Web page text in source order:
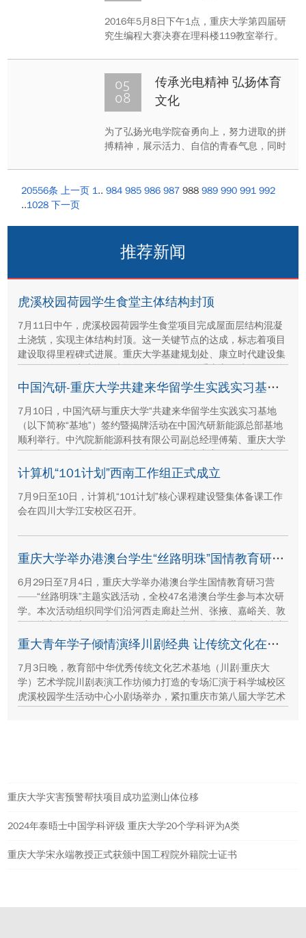
2016年5月8日下午1点，重庆大学第四届研
究生编程大赛决赛在理科楼119教室举行。
争夺最终的“代码之神”。此次大赛旨在提高
研究生的科学素养，培养研究生的创新意识
和创新能力，激发研究生对信息技术的热
05
08
传承光电精神 弘扬体育
文化
​为了弘扬光电学院奋勇向上，努力进取的拼
搏精神，展示活力、自信的青春气息，同时
20556条 上一页 1..984 985 986 987 988 989 990 991 992
..1028 下一页
推荐新闻
虎溪校园荷园学生食堂主体结构封顶
7月11日中午，虎溪校园荷园学生食堂项目完成屋面层结构混凝
土浇筑，实现主体结构封顶。这一关键节点的达成，标志着项目
建设取得里程碑式进展。重庆大学基建规划处、康立时代建设集
团有限公司、湖南顺天建设集团有限公司、重庆方郡建设工程咨
询有限公司等参建单位代表现场参与封顶仪式。
中国汽研-重庆大学共建来华留学生实践实习基地签约暨揭牌活动举行
7月10日，中国汽研与重庆大学“共建来华留学生实践实习基地
（以下简称“基地”）签约暨揭牌活动在中国汽研新能源总部基地
顺利举行。中汽院新能源科技有限公司副总经理傅菊、重庆大学
国际合作与交流处处长兼留学生事务管理中心主任阳春出席活
动，双方相关职能负责人、教师代表及来华留学生代表共同参
与。
计算机“101计划”西南工作组正式成立
7月9日至10日，计算机“101计划”核心课程建设暨集体备课工作
会在四川大学江安校区召开。
重庆大学举办港澳台学生“丝路明珠”国情教育研习营
6月29日至7月4日，重庆大学举办港澳台学生国情教育研习营
——“丝路明珠”主题实践活动，全校47名港澳台学生参与本次研
学。本次活动组织同学们沿河西走廊赴兰州、张掖、嘉峪关、敦
煌多地实地走访，深入了解国家在丝路文明传承、世界文化遗产
保护、西北地质生态治理等方面的建设成就与发展路径。
重大青年学子倾情演绎川剧经典 让传统文化在校园“活”起来
7月3日晚，教育部中华优秀传统文化艺术基地（川剧·重庆大
学）艺术学院川剧表演工作坊倾力打造的专场汇演于科学城校区
虎溪校园学生活动中心小剧场举办，紧扣重庆市第八届大学艺术
重庆大学灾害预警帮扶项目成功监测山体位移
2024年泰晤士中国学科评级 重庆大学20个学科评为A类
重庆大学宋永端教授正式获颁中国工程院外籍院士证书